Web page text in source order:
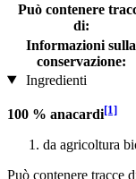
Può contenere
di:
Informazioni sulla
conservazione:
Ingredienti
100 % anacardi[1]
da agricoltura
Può contenere tracce